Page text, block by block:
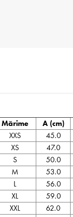
Mărime A (cm)
XXS
45.0
XS
47.0
S
50.0
M
53.0
L
56.0
XL
59.0
XXL
62.0